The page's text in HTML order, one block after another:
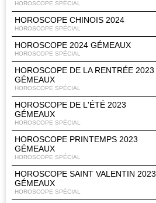
HOROSCOPE SPÉCIAL
HOROSCOPE CHINOIS 2024
HOROSCOPE SPÉCIAL
HOROSCOPE 2024 GÉMEAUX
HOROSCOPE SPÉCIAL
HOROSCOPE DE LA RENTRÉE 2023
GÉMEAUX
HOROSCOPE SPÉCIAL
HOROSCOPE DE L'ÉTÉ 2023
GÉMEAUX
HOROSCOPE SPÉCIAL
HOROSCOPE PRINTEMPS 2023
GÉMEAUX
HOROSCOPE SPÉCIAL
HOROSCOPE SAINT VALENTIN 2023
GÉMEAUX
HOROSCOPE SPÉCIAL